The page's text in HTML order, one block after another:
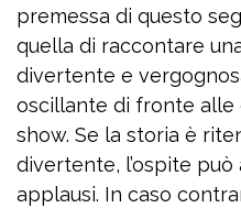
premessa di questo
quella di raccontare
divertente e
oscillante di fronte
show. Se la storia è
divertente, l’ospite
applausi. In caso